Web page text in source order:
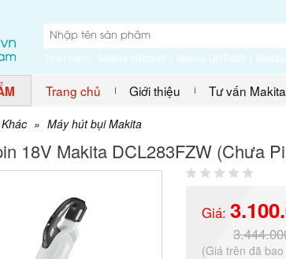
Tìm nhanh: Makita HP0300 Makita DHP485
Trang chủ Giới thiệu Tư vấn Makita
» Máy hút bụi Makita
18V Makita DCL283FZW (Chưa
Giá:
(Giá trên đã